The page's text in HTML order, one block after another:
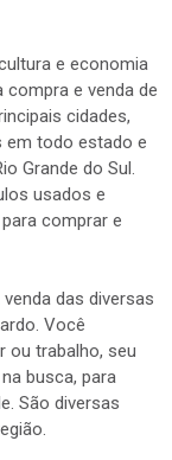
e venda de
cidades,
todo estado e
Grande do Sul.
usados e
comprar e
Você
trabalho, seu
busca, para
São diversas